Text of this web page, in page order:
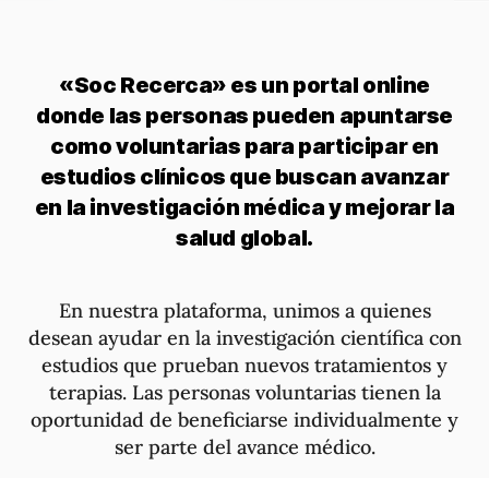
«Soc Recerca» es un portal online
donde las personas pueden apuntarse
como voluntarias para participar en
estudios clínicos que buscan avanzar
en la investigación médica y mejorar la
salud global.
En nuestra plataforma, unimos a quienes
desean ayudar en la investigación científica con
estudios que prueban nuevos tratamientos y
terapias. Las personas voluntarias tienen la
oportunidad de beneficiarse individualmente y
ser parte del avance médico.